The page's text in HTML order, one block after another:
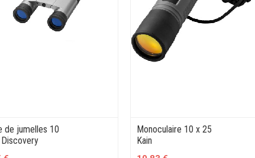
de jumelles 10
Monoculaire 10 x 25
Kain